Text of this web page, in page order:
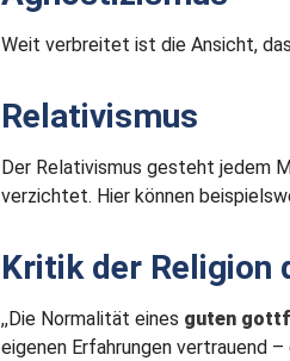
Weit verbreitet ist die Ansicht,
Relativismus
Der Relativismus gesteht jedem
verzichtet. Hier können
Kritik der Religion
,,Die Normalität eines guten
eigenen Erfahrungen vertrauend